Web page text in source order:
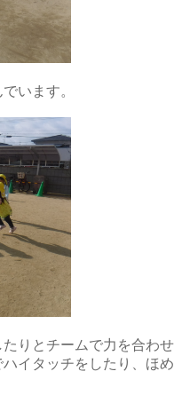
います。
たりとチームで力を合わせ
イタッチをしたり、ほめ